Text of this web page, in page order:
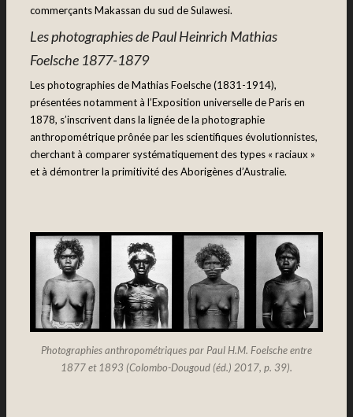
commerçants Makassan du sud de Sulawesi.
Les photographies de Paul Heinrich Mathias
Foelsche 1877-1879
Les photographies de Mathias Foelsche (1831-1914),
présentées notamment à l’Exposition universelle de Paris en
1878, s’inscrivent dans la lignée de la photographie
anthropométrique prônée par les scientifiques évolutionnistes,
cherchant à comparer systématiquement des types « raciaux »
et à démontrer la primitivité des Aborigènes d’Australie.
Photographies anthropométriques par Paul H.M. Foelsche entre
1877 et 1893 (Colombo-Dougoud (éd.) 2017, p. 39).